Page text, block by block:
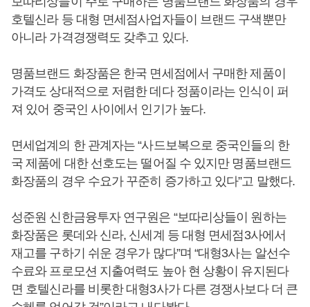
호텔신라 등 대형 면세점사업자들이 브랜드 구색뿐만
아니라 가격경쟁력도 갖추고 있다.
명품브랜드 화장품은 한국 면세점에서 구매한 제품이
가격도 상대적으로 저렴한 데다 정품이라는 인식이 퍼
져 있어 중국인 사이에서 인기가 높다.
면세업계의 한 관계자는 “사드보복으로 중국인들의 한
국 제품에 대한 선호도는 떨어질 수 있지만 명품브랜드
화장품의 경우 수요가 꾸준히 증가하고 있다”고 말했다.
성준원 신한금융투자 연구원은 “보따리상들이 원하는
화장품은 롯데와 신라, 신세계 등 대형 면세점3사에서
재고를 구하기 쉬운 경우가 많다”며 “대형3사는 알선수
수료와 프로모션 지출여력도 높아 현 상황이 유지된다
면 호텔신라를 비롯한 대형3사가 다른 경쟁사보다 더 큰